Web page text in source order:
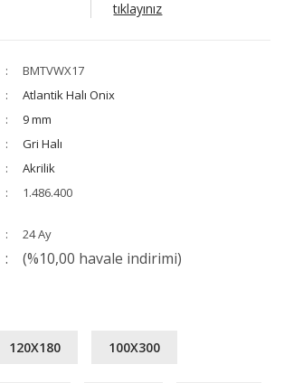
tıklayınız
BMTVWX17
Atlantik Halı Onix
9 mm
Gri Halı
Akrilik
1.486.400
24 Ay
(%10,00 havale indirimi)
120X180 100X300